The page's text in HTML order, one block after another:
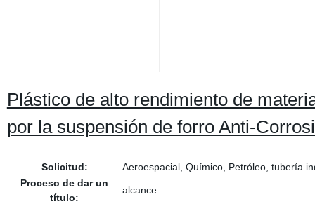
Plástico de alto rendimiento de
por la suspensión de forro Anti-
Solicitud:
Aeroespacial, Químico, Petróleo, tubería
Proceso de dar un
título:
alcance